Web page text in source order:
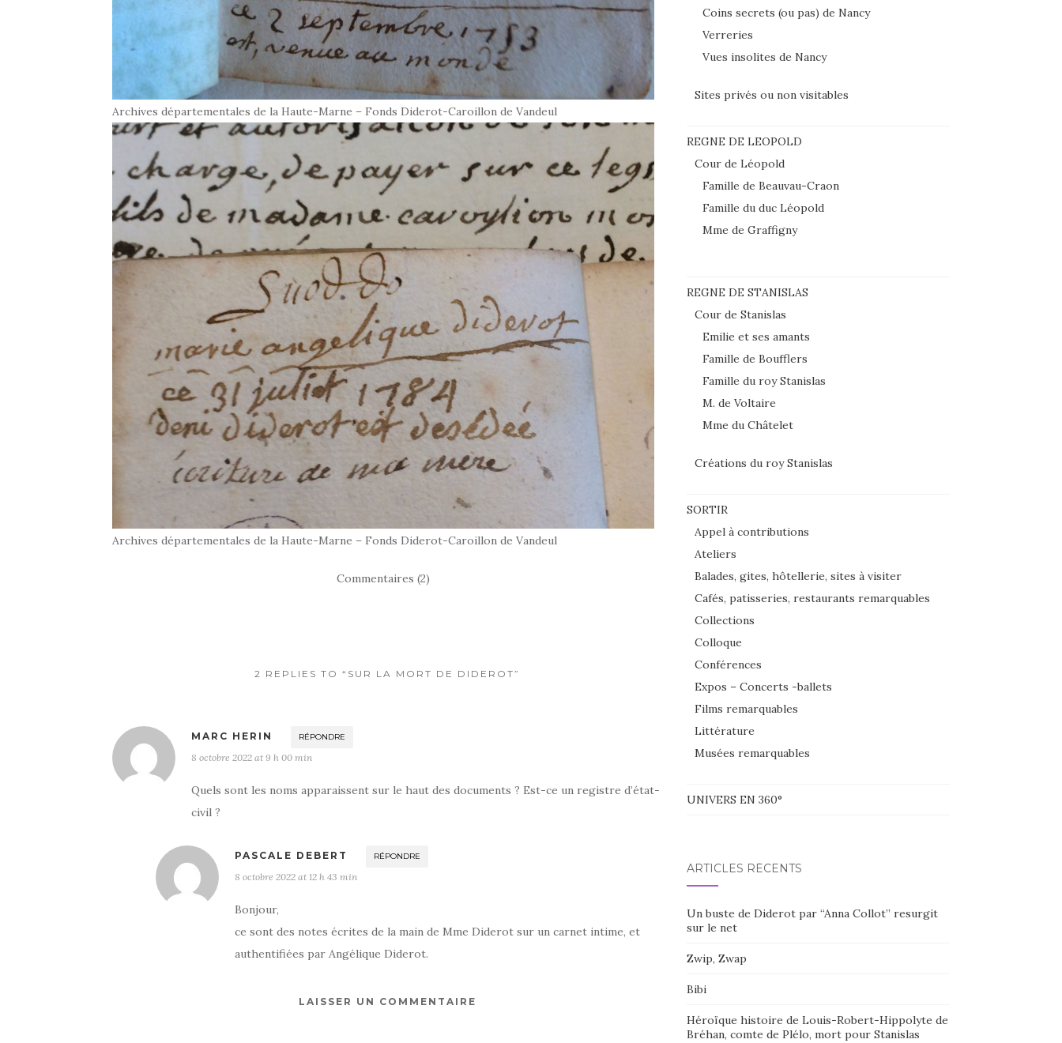
Archives départementales de la Haute-Marne – Fonds Diderot-Caroillon de Vandeul
Archives départementales de la Haute-Marne – Fonds Diderot-Caroillon de Vandeul
Commentaires (2)
2 REPLIES TO “SUR LA MORT DE DIDEROT”
MARC HERIN RÉPONDRE
8 octobre 2022 at 9 h 00 min
Quels sont les noms apparaissent sur le haut des documents ? Est-ce un registre d’état-
civil ?
PASCALE DEBERT RÉPONDRE
8 octobre 2022 at 12 h 43 min
Bonjour,
ce sont des notes écrites de la main de Mme Diderot sur un carnet intime, et
authentifiées par Angélique Diderot.
LAISSER UN COMMENTAIRE
Coins secrets (ou pas) de Nancy
Verreries
Vues insolites de Nancy
Sites privés ou non visitables
REGNE DE LEOPOLD
Cour de Léopold
Famille de Beauvau-Craon
Famille du duc Léopold
Mme de Graffigny
REGNE DE STANISLAS
Cour de Stanislas
Emilie et ses amants
Famille de Boufflers
Famille du roy Stanislas
M. de Voltaire
Mme du Châtelet
Créations du roy Stanislas
SORTIR
Appel à contributions
Ateliers
Balades, gites, hôtellerie, sites à visiter
Cafés, patisseries, restaurants remarquables
Collections
Colloque
Conférences
Expos – Concerts -ballets
Films remarquables
Littérature
Musées remarquables
UNIVERS EN 360°
ARTICLES RÉCENTS
Un buste de Diderot par “Anna Collot” resurgit
sur le net
Zwip, Zwap
Bibi
Héroïque histoire de Louis-Robert-Hippolyte de
Bréhan, comte de Plélo, mort pour Stanislas